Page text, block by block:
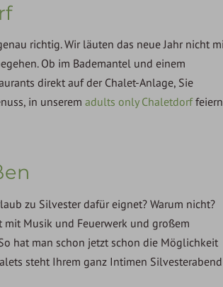
richtig. Wir läuten das neue Jahr nicht
Ob im Bademantel und einem
direkt auf der Chalet-Anlage, Sie
in unserem adults only Chaletdorffeiern
zu Silvester dafür eignet? Warum nicht?
Musik und Feuerwerk und großem
hat man schon jetzt schon die Möglichkeit
steht Ihrem ganz Intimen Silvesterabend